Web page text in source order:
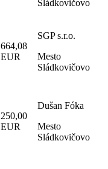
Sládkovičovo
664,08
EUR
SGP s.r.o.
Mesto
Sládkovičovo
250,00
EUR
Dušan Fóka
Mesto
Sládkovičovo